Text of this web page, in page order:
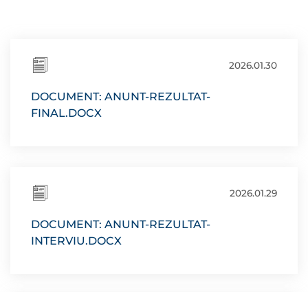
2026.01.30
DOCUMENT: ANUNT-REZULTAT-
FINAL.DOCX
2026.01.29
DOCUMENT: ANUNT-REZULTAT-
INTERVIU.DOCX